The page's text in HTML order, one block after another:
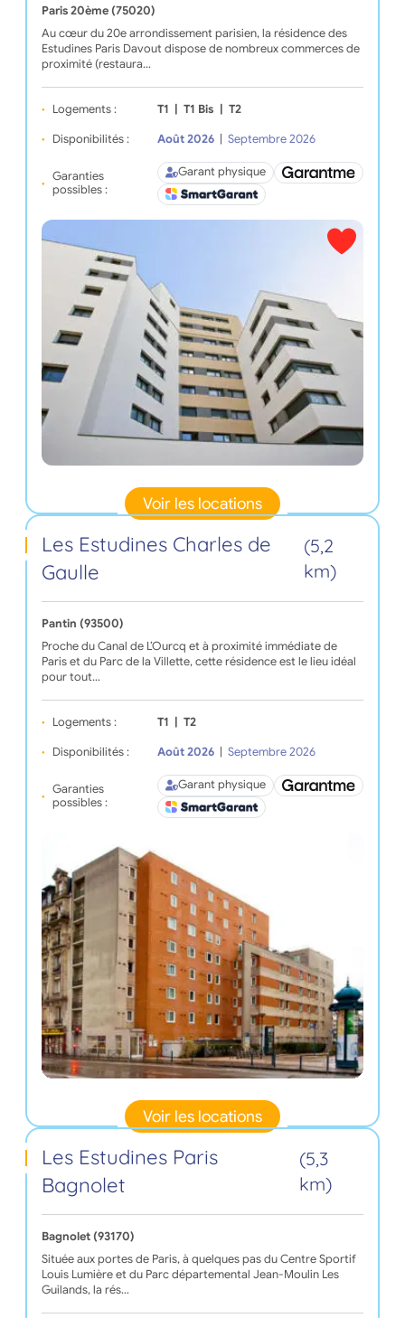
Paris 20ème (75020)
Au cœur du 20e arrondissement parisien, la résidence des
Estudines Paris Davout dispose de nombreux commerces de
proximité (restaura…
Logements : T1 | T1 Bis | T2
Disponibilités : Août 2026 | Septembre 2026
Garanties
possibles :
Garant physique
Voir les locations
Les Estudines Charles de
Gaulle
(5,2
km)
Pantin (93500)
Proche du Canal de L’Ourcq et à proximité immédiate de
Paris et du Parc de la Villette, cette résidence est le lieu idéal
pour tout…
Logements : T1 | T2
Disponibilités : Août 2026 | Septembre 2026
Garanties
possibles :
Garant physique
Voir les locations
Les Estudines Paris
Bagnolet
(5,3
km)
Bagnolet (93170)
Située aux portes de Paris, à quelques pas du Centre Sportif
Louis Lumière et du Parc départemental Jean-Moulin Les
Guilands, la rés…